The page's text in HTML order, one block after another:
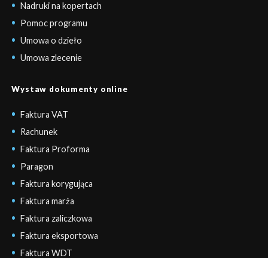
Nadruki na kopertach
Pomoc programu
Umowa o dzieło
Umowa zlecenie
Wystaw dokumenty online
Faktura VAT
Rachunek
Faktura Proforma
Paragon
Faktura korygująca
Faktura marża
Faktura zaliczkowa
Faktura eksportowa
Faktura WDT